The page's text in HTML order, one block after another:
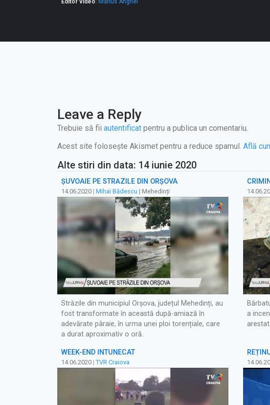
Leave a Reply
Trebuie să fii autentificat pentru a publica un comentariu.
Acest site folosește Akismet pentru a reduce spamul. Află
Alte stiri din data: 14 iunie 2020
ȘUVOAIE PE STRĂZILE DIN ORȘOVA
14.06.2020 | Mihai Bădescu | Mehedinți
Străzile din municipiul Orșova, județul Mehedinți, au
fost transformate în această după-amiază în
adevărate pâraie, în urma unei ploi torențiale, care
a durat aproximativ o oră.
a
WEEK-END ÎNTUNECAT
14.06.2020 | TVR Craiova